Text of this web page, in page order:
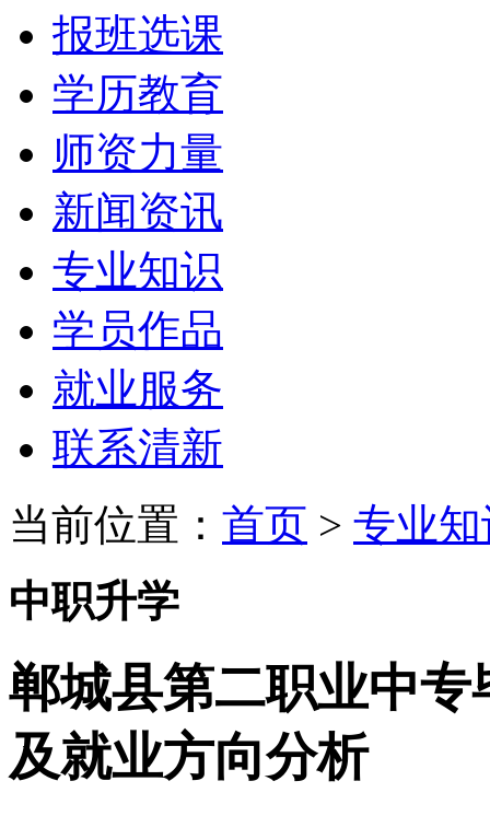
报班选课
学历教育
师资力量
新闻资讯
专业知识
学员作品
就业服务
联系清新
当前位置： 首页 > 专业
中职升学
郸城县第二职业中
及就业方向分析